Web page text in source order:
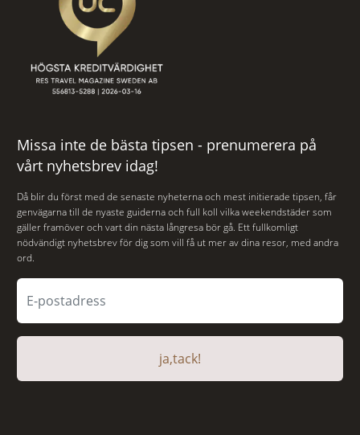
Missa inte de bästa tipsen - prenumerera på
vårt nyhetsbrev idag!
Då blir du först med de senaste nyheterna och mest initierade tipsen, får
genvägarna till de nyaste guiderna och full koll vilka weekendstäder som
gäller framöver och vart din nästa långresa bör gå. Ett fullkomligt
nödvändigt nyhetsbrev för dig som vill få ut mer av dina resor, med andra
ord.
ja,tack!